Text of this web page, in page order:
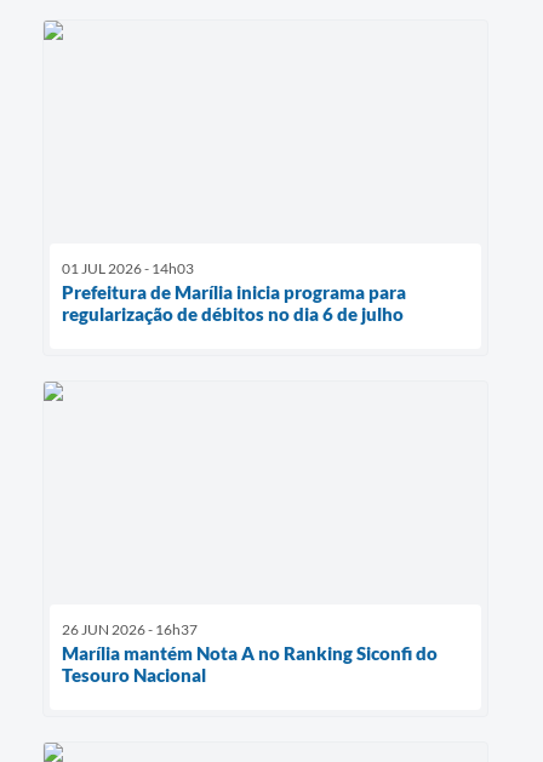
01 JUL 2026 - 14h03
Prefeitura de Marília inicia programa para
regularização de débitos no dia 6 de julho
26 JUN 2026 - 16h37
Marília mantém Nota A no Ranking Siconfi do
Tesouro Nacional